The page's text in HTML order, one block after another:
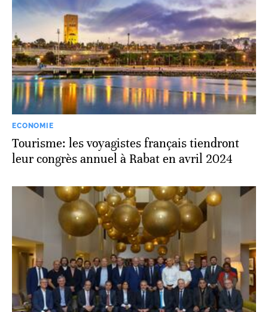
ECONOMIE
Tourisme: les voyagistes français tiendront
leur congrès annuel à Rabat en avril 2024